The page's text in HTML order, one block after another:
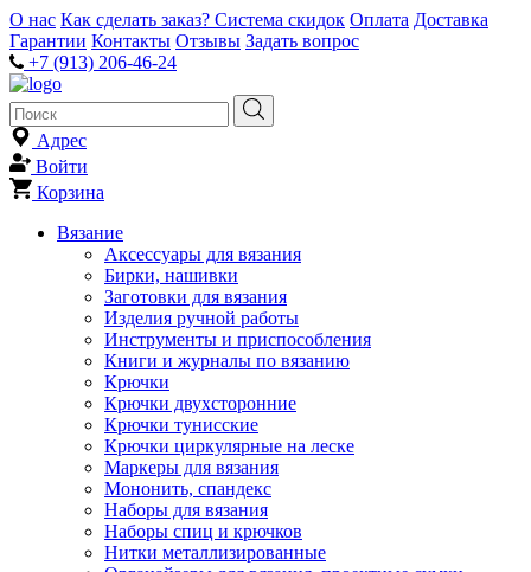
О нас Как сделать заказ? Система скидок Оплата Доставка
Гарантии Контакты Отзывы Задать вопрос
+7 (913) 206-46-24
Адрес
Войти
Корзина
Вязание
Аксессуары для вязания
Бирки, нашивки
Заготовки для вязания
Изделия ручной работы
Инструменты и приспособления
Книги и журналы по вязанию
Крючки
Крючки двухсторонние
Крючки тунисские
Крючки циркулярные на леске
Маркеры для вязания
Мононить, спандекс
Наборы для вязания
Наборы спиц и крючков
Нитки металлизированные